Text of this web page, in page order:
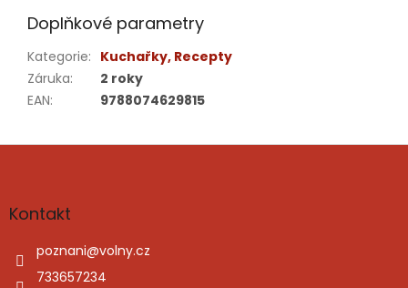
Doplňkové parametry
Kategorie: Kuchařky, Recepty
Záruka:
2 roky
EAN: 9788074629815
Z
aKontakt
poznani@volny.cz
733657234